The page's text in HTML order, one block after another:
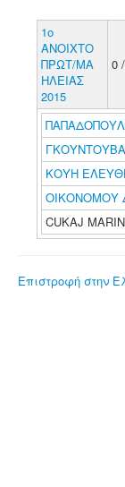
1ο
ΑΝΟΙΧΤΟ
ΠΡΩΤ/ΜΑ
ΗΛΕΙΑΣ
2015
0
ΚΟΥΗ
ΟΙΚΟΝΟΜΟΥ
CUKAJ
Επιστροφή στην